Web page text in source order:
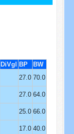
DiVgl BP
BW
27.0 70.0
27.0 64.0
25.0 66.0
17.0 40.0